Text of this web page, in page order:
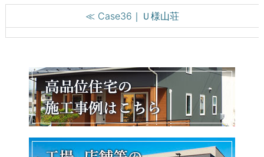
≪ Case36｜Ｕ様山荘